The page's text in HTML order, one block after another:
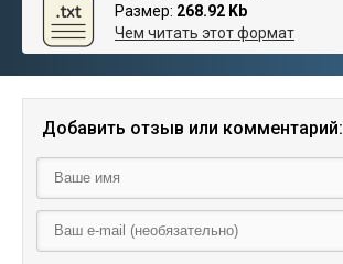
Размер: 268.92 Kb
Чем читать этот формат
Добавить отзыв или комментарий: